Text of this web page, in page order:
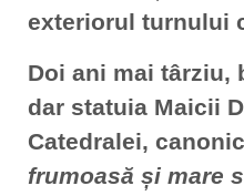
exteriorul turnului
Doi ani mai târziu,
dar statuia Maicii
Catedralei,
frumoasă și mare